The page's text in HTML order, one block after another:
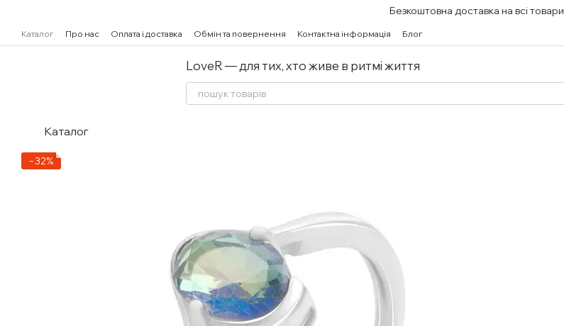
Безкоштовна доставка на всі товари
Каталог Про нас Оплата і доставка Обмін та повернення Контактна інформація Блог
LoveR — для тих, хто живе в ритмі життя
Каталог
−32%